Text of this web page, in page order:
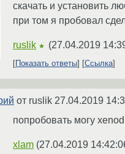
скачать и установить
при том я пробовал
ruslik ★ (27.04.2019
Показать ответы Ссылка
от ruslik 27.04.2019
попробовать могу
xlam (27.04.2019